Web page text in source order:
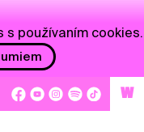
W
s používaním cookies.